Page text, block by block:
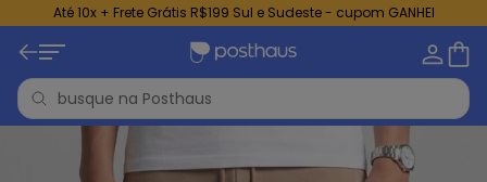
Até 10x + Frete Grátis R$199 Sul e Sudeste - cupom GANHEI